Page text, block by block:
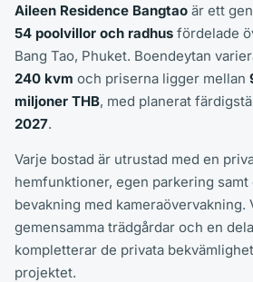
Aileen Residence Bangtao är ett
54 poolvillor och radhus fördelade
Bang Tao, Phuket. Boendeytan
240 kvm och priserna ligger mellan
miljoner THB, med planerat
2027.
Varje bostad är utrustad med en
hemfunktioner, egen parkering
bevakning med kameraövervakning.
gemensamma trädgårdar och en
kompletterar de privata
projektet.